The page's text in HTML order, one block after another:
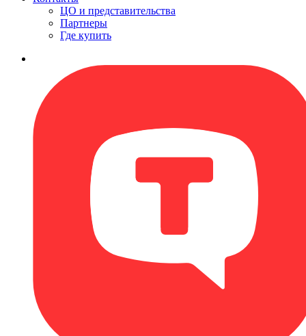
ЦО и представительства
Партнеры
Где купить